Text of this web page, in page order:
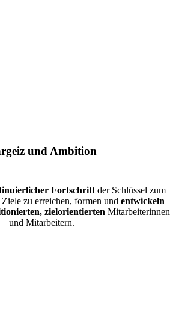
und Ambition
Fortschrittder Schlüssel zum
zu erreichen, formen und entwickeln
zielorientierten Mitarbeiterinnen
und Mitarbeitern.